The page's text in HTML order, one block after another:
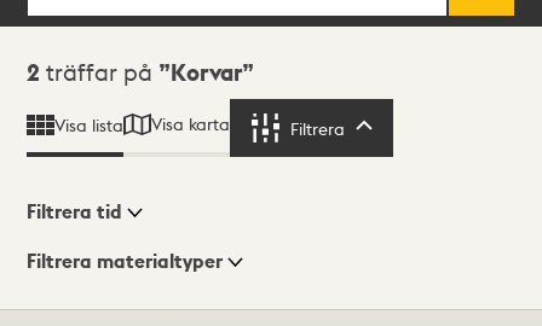
Sökresultat
2 träffar på Korvar
Visa lista Visa karta Filtrera
Visningsläge
Filtrera tid
Filtrera materialtyper